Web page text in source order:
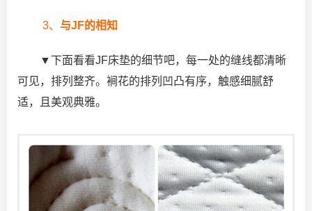
3、 与JF的相知
▼下面看看JF床垫的细节吧，每一处的缝线都清晰
可见，排列整齐。裥花的排列凹凸有序，触感细腻舒
适，且美观典雅。